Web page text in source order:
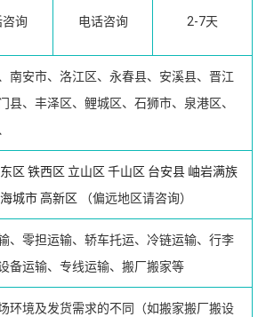
咨询 电话咨询 2-7天
南安市、洛江区、永春县、安溪县、晋江
县、丰泽区、鲤城区、石狮市、泉港区、
区 铁西区 立山区 千山区 台安县 岫岩满族
海城市高新区 （偏远地区请咨询）
、零担运输、轿车托运、冷链运输、行李
备运输、专线运输、搬厂搬家等
环境及发货需求的不同（如搬家搬厂搬设